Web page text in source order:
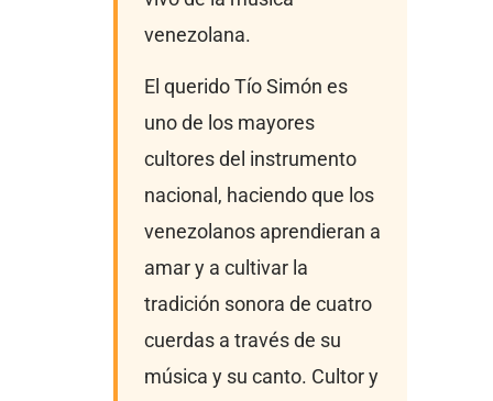
venezolana.
El querido Tío Simón es
uno de los mayores
cultores del instrumento
nacional, haciendo que los
venezolanos aprendieran a
amar y a cultivar la
tradición sonora de cuatro
cuerdas a través de su
música y su canto. Cultor y